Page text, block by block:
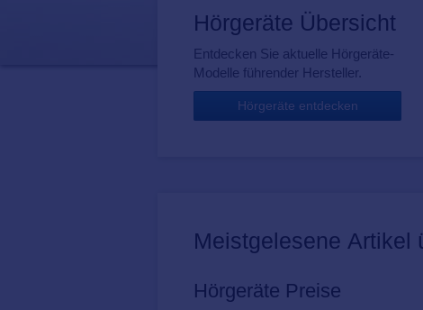
Hörgeräte Übersicht
Entdecken Sie aktuelle Hörgeräte-
Modelle führender Hersteller.
Hörgeräte entdecken
Meistgelesene Artikel
Hörgeräte Preise